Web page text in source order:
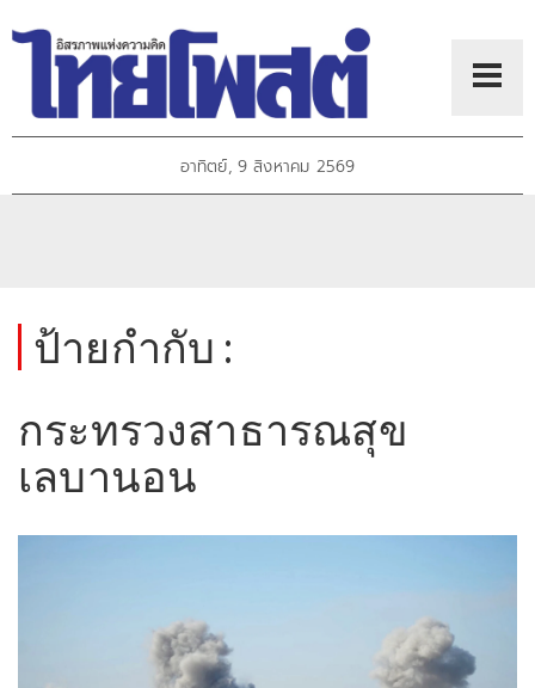
อาทิตย์, 9 สิงหาคม 2569
ป้ายกำกับ :
กระทรวงสาธารณสุข
เลบานอน